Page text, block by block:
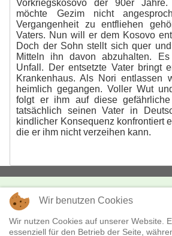
Vorkriegskosovo der 90er
möchte Gezim nicht
Vergangenheit zu entfliehen
Vaters. Nun will er dem Kosovo
Doch der Sohn stellt sich quer
Mitteln ihn davon abzuhalten.
Unfall. Der entsetzte Vater bringt
Krankenhaus. Als Nori entlassen
heimlich gegangen. Voller Wut
folgt er ihm auf diese
tatsächlich seinen Vater in
kindlicher Konsequenz konfrontiert
die er ihm nicht verzeihen kann.
KONTAKT
missingFILMs
Boxhagener Str. 18
Wir benutzen Cookies
Wir nutzen Cookies auf unserer Website.
essenziell für den Betrieb der Seite,